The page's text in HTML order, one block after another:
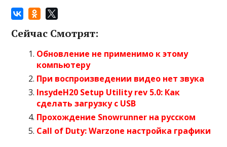
Сейчас Смотрят:
Обновление не применимо к этому
компьютеру
При воспроизведении видео нет звука
InsydeH20 Setup Utility rev 5.0: Как
сделать загрузку с USB
Прохождение Snowrunner на русском
Call of Duty: Warzone настройка графики